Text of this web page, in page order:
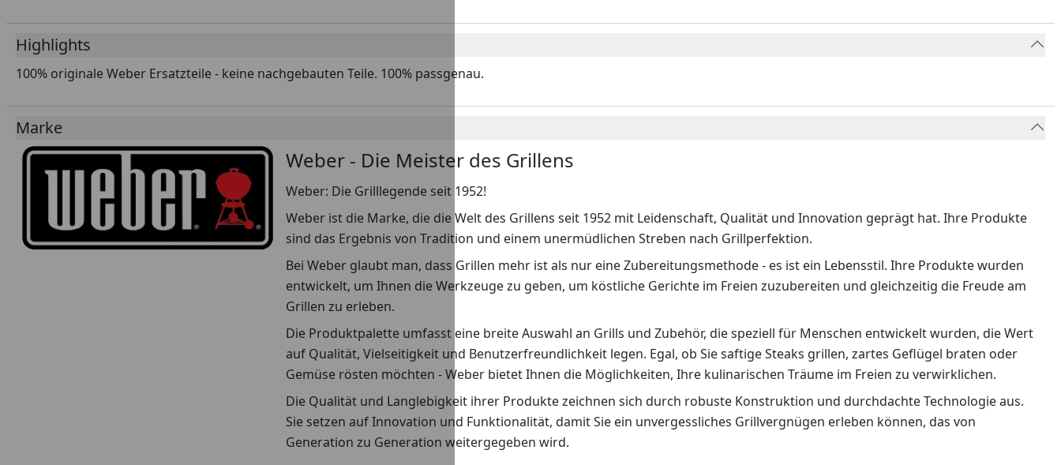
Highlights
100% originale Weber Ersatzteile - keine nachgebauten Teile. 100% passgenau.
Marke
Weber - Die Meister des Grillens
Weber: Die Grilllegende seit 1952!
Weber ist die Marke, die die Welt des Grillens seit 1952 mit Leidenschaft, Qualität und Innovation geprägt hat. Ihre Produkte
sind das Ergebnis von Tradition und einem unermüdlichen Streben nach Grillperfektion.
Bei Weber glaubt man, dass Grillen mehr ist als nur eine Zubereitungsmethode - es ist ein Lebensstil. Ihre Produkte wurden
entwickelt, um Ihnen die Werkzeuge zu geben, um köstliche Gerichte im Freien zuzubereiten und gleichzeitig die Freude am
Grillen zu erleben.
Die Produktpalette umfasst eine breite Auswahl an Grills und Zubehör, die speziell für Menschen entwickelt wurden, die Wert
auf Qualität, Vielseitigkeit und Benutzerfreundlichkeit legen. Egal, ob Sie saftige Steaks grillen, zartes Geflügel braten oder
Gemüse rösten möchten - Weber bietet Ihnen die Möglichkeiten, Ihre kulinarischen Träume im Freien zu verwirklichen.
Die Qualität und Langlebigkeit ihrer Produkte zeichnen sich durch robuste Konstruktion und durchdachte Technologie aus.
Sie setzen auf Innovation und Funktionalität, damit Sie ein unvergessliches Grillvergnügen erleben können, das von
Generation zu Generation weitergegeben wird.